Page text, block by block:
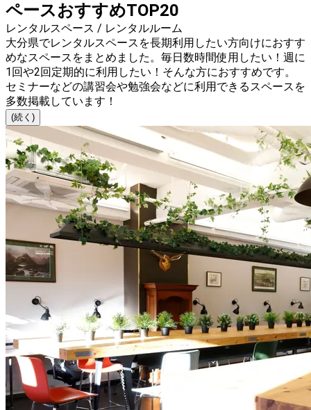
ペースおすすめTOP20
レンタルスペース / レンタルルーム
大分県でレンタルスペースを長期利用したい方向けにおすす
めなスペースをまとめました。毎日数時間使用したい！週に
1回や2回定期的に利用したい！そんな方におすすめです。
セミナーなどの講習会や勉強会などに利用できるスペースを
多数掲載しています！
(続く)